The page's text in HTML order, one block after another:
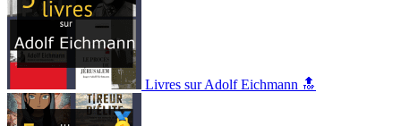
Livres sur Adolf Eichmann 🔝